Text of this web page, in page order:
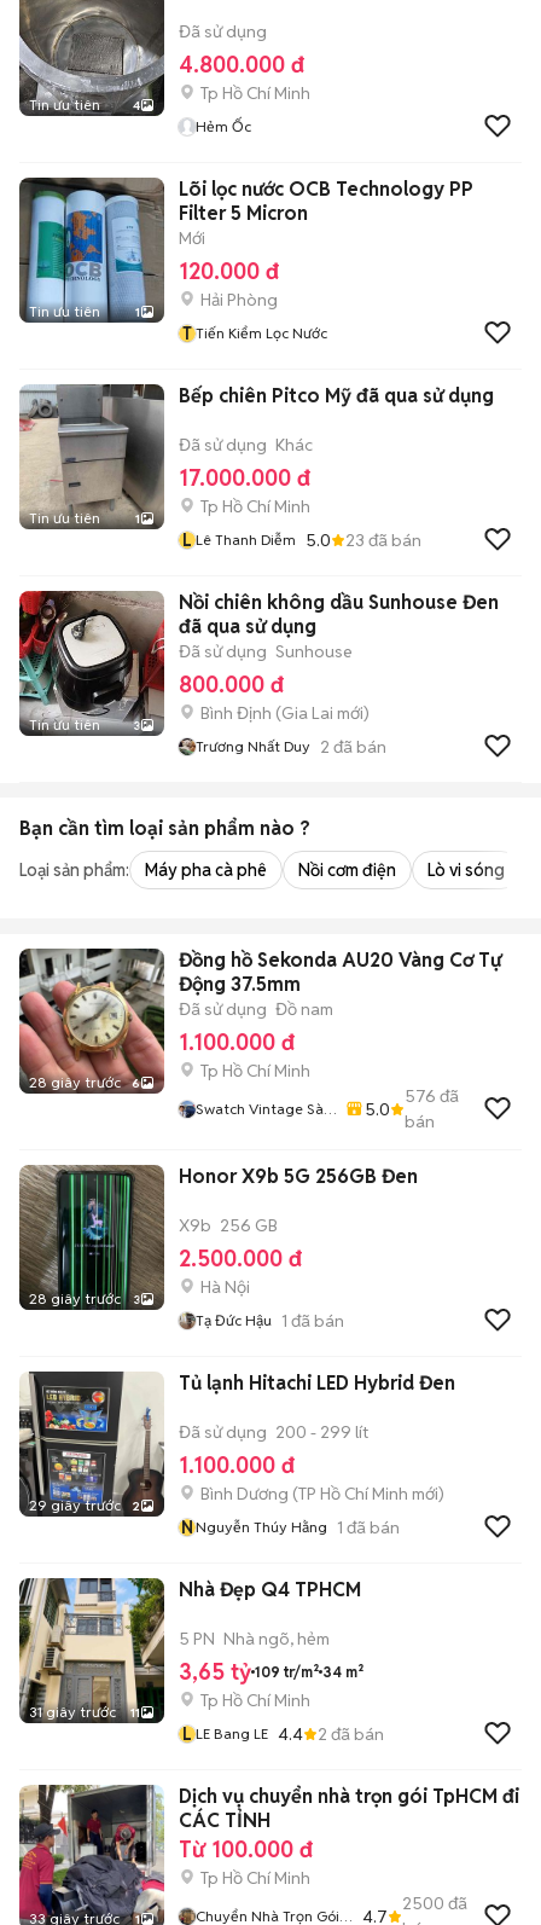
Tin ưu tiên 4
Đã sử dụng
4.800.000 đ
Tp Hồ Chí Minh
Hẻm Ốc
Tin ưu tiên 1
Lõi lọc nước OCB Technology PP
Filter 5 Micron
Mới
120.000 đ
Hải Phòng
T Tiến Kiểm Lọc Nước
Tin ưu tiên 1
Bếp chiên Pitco Mỹ đã qua sử dụng
Đã sử dụng Khác
17.000.000 đ
Tp Hồ Chí Minh
L Lê Thanh Diễm 5.0 23 đã bán
Tin ưu tiên 3
Nồi chiên không dầu Sunhouse Đen
đã qua sử dụng
Đã sử dụng Sunhouse
800.000 đ
Bình Định (Gia Lai mới)
Trương Nhất Duy 2 đã bán
Bạn cần tìm loại sản phẩm nào ?
Loại sản phẩm: Máy pha cà phê Nồi cơm điện Lò vi sóng
28 giây trước 6
Đồng hồ Sekonda AU20 Vàng Cơ Tự
Động 37.5mm
Đã sử dụng Đồ nam
1.100.000 đ
Tp Hồ Chí Minh
Swatch Vintage Sài
5.0
576 đã
bán
28 giây trước 3
Honor X9b 5G 256GB Đen
X9b 256 GB
2.500.000 đ
Hà Nội
Tạ Đức Hậu 1 đã bán
29 giây trước 2
Tủ lạnh Hitachi LED Hybrid Đen
Đã sử dụng 200 - 299 lít
1.100.000 đ
Bình Dương (TP Hồ Chí Minh mới)
NNguyễn Thúy Hằng 1 đã bán
31 giây trước 11
Nhà Đẹp Q4 TPHCM
5 PN Nhà ngõ, hẻm
3,65 tỷ 109 tr/m² 34 m²
Tp Hồ Chí Minh
L LE Bang LE 4.4 2 đã bán
33 giây trước 1
Dịch vụ chuyển nhà trọn gói TpHCM đi
CÁC TỈNH
Từ 100.000 đ
Tp Hồ Chí Minh
Chuyển Nhà Trọn Gói
4.7
2500 đã